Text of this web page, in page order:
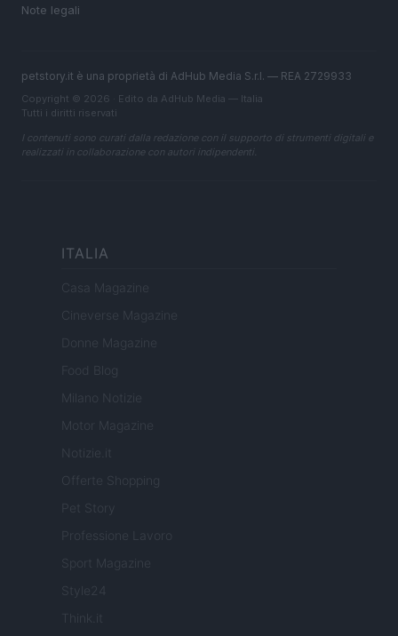
Note legali
petstory.it è una proprietà di AdHub Media S.r.l. — REA 2729933
Copyright © 2026 · Edito da AdHub Media — Italia
Tutti i diritti riservati
I contenuti sono curati dalla redazione con il supporto di strumenti digitali e
realizzati in collaborazione con autori indipendenti.
ITALIA
Casa Magazine
Cineverse Magazine
Donne Magazine
Food Blog
Milano Notizie
Motor Magazine
Notizie.it
Offerte Shopping
Professione Lavoro
Sport Magazine
Style24
Think.it